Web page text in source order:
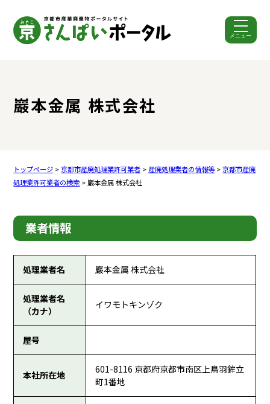
メニュー
巖本金属 株式会社
トップページ >京都市産廃処理業許可業者 > 産廃処理業者の情報等>京都市産廃
処理業許可業者の検索 > 巖本金属 株式会社
業者情報
処理業者名 巖本金属 株式会社
処理業者名
（カナ）
イワモトキンゾク
屋号
本社所在地
601-8116 京都府京都市南区上鳥羽鉾立
町1番地